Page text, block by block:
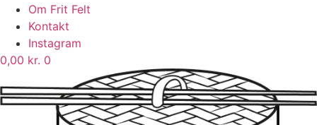
Om Frit Felt
Kontakt
Instagram
0,00 kr. 0